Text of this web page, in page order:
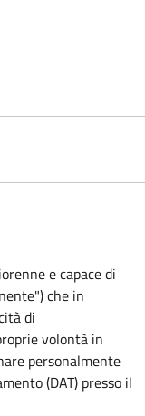
e capace di
che in
di
volontà in
personalmente
(DAT) presso il